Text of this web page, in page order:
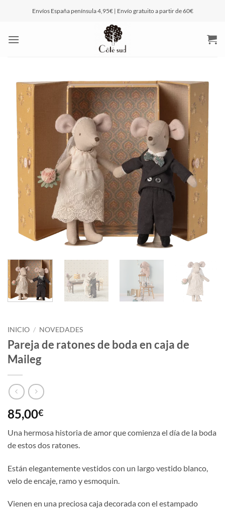
Envíos España península 4,95€ | Envío gratuito a partir de 60€
INICIO / NOVEDADES
Pareja de ratones de boda en caja de
Maileg
85,00€
Una hermosa historia de amor que comienza el día de la boda
de estos dos ratones.
Están elegantemente vestidos con un largo vestido blanco,
velo de encaje, ramo y esmoquin.
Vienen en una preciosa caja decorada con el estampado